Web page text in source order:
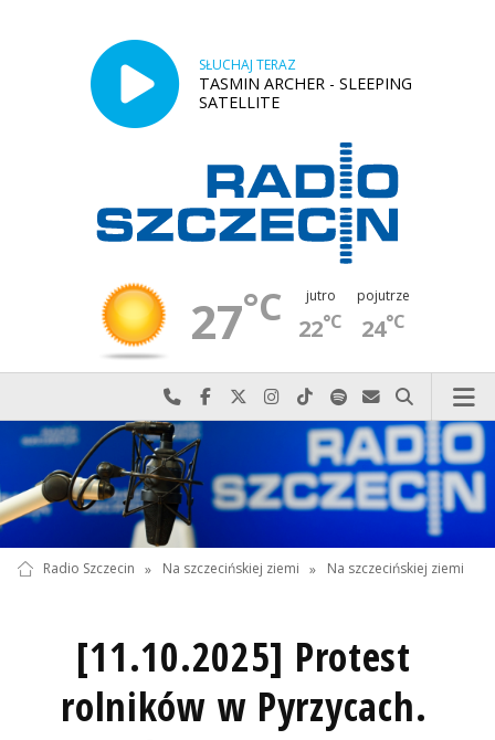
SŁUCHAJ TERAZ
TASMIN ARCHER - SLEEPING
SATELLITE
27°C jutro
22°C
pojutrze
24°C
Najlepiej po prostu do nas zadzwoń
Odwiedź nas na Facebook-u
Odwiedź nas na X
Odwiedź nas na Instagram-ie
Odwiedź nas na TikTok-u
Szukaj nas na Spotify
Wyślij do nas
Szukaj
Radio Szczecin » Na szczecińskiej ziemi » Na szczecińskiej ziemi
[11.10.2025] Protest
rolników w Pyrzycach.